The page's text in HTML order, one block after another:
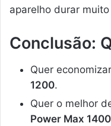
aparelho durar
Conclusão:
Quer
1200.
Quer o melhor
Power Max 1400